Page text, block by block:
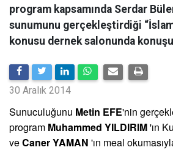
program kapsamında Serdar
sunumunu gerçekleştirdiği
konusu dernek salonunda
30 Aralık 2014
Sunuculuğunu Metin EFE'nin
program Muhammed YILDIRIM'ın
veCaner YAMAN 'ın meal